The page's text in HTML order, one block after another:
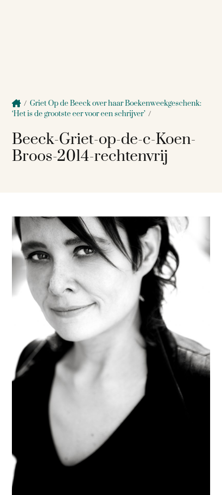
/ Griet Op de Beeck over haar Boekenweekgeschenk:
‘Het is de grootste eer voor een schrijver’ /
Beeck-Griet-op-de-c-Koen-
Broos-2014-rechtenvrij